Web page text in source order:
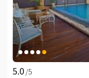
/5